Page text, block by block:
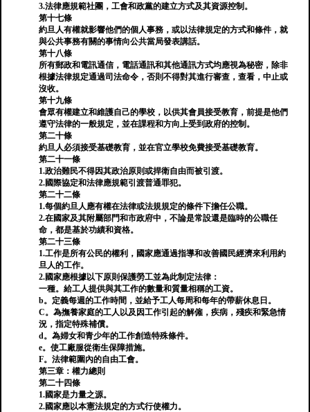
3.法律應規範社團，工會和政黨的建立方式及其資源控制。
第十七條
約旦人有權就影響他們的個人事務，或以法律規定的方式和條件，就
與公共事務有關的事情向公共當局發表講話。
第十八條
所有郵政和電訊通信，電話通訊和其他通訊方式均應視為秘密，除非
根據法律規定通過司法命令，否則不得對其進行審查，查看，中止或
沒收。
第十九條
會眾有權建立和維護自己的學校，以供其會員接受教育，前提是他們
遵守法律的一般規定，並在課程和方向上受到政府的控制。
第二十條
約旦人必須接受基礎教育，並在官立學校免費接受基礎教育。
第二十一條
1.政治難民不得因其政治原則或捍衛自由而被引渡。
2.國際協定和法律應規範引渡普通罪犯。
第二十二條
1.每個約旦人應有權在法律或法規規定的條件下擔任公職。
2.在國家及其附屬部門和市政府中，不論是常設還是臨時的公職任
命，都是基於功績和資格。
第二十三條
1.工作是所有公民的權利，國家應通過指導和改善國民經濟來利用約
旦人的工作。
2.國家應根據以下原則保護勞工並為此制定法律：
一種。給工人提供與其工作的數量和質量相稱的工資。
b。定義每週的工作時間，並給予工人每周和每年的帶薪休息日。
C。為撫養家庭的工人以及因工作引起的解僱，疾病，殘疾和緊急情
況，指定特殊補償。
d。為婦女和青少年的工作創造特殊條件。
e。使工廠服從衛生保障措施。
F。法律範圍內的自由工會。
第三章：權力總則
第二十四條
1.國家是力量之源。
2.國家應以本憲法規定的方式行使權力。